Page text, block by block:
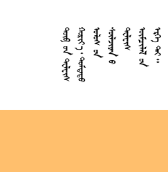










































































































